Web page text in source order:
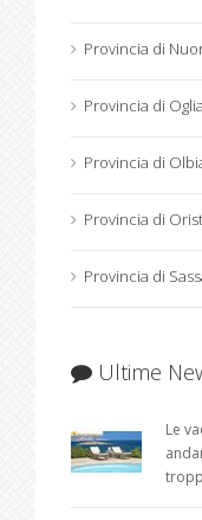
Provincia di
Provincia di
Provincia di
Provincia di
Provincia di
Ultime
Le